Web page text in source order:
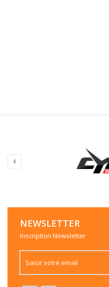
NEWSLETTER
Inscription Newsletter